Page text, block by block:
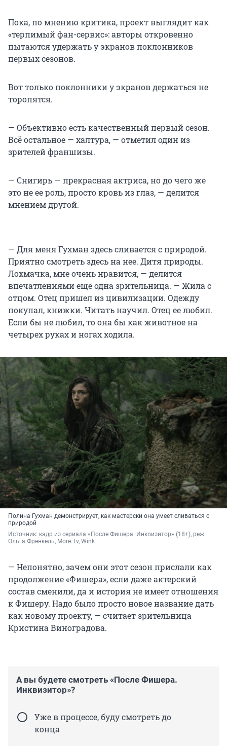
Пока, по мнению критика, проект выглядит как
«терпимый фан-сервис»: авторы откровенно
пытаются удержать у экранов поклонников
первых сезонов.
Вот только поклонники у экранов держаться не
торопятся.
— Объективно есть качественный первый сезон.
Всё остальное — халтура, — отметил один из
зрителей франшизы.
— Снигирь — прекрасная актриса, но до чего же
это не ее роль, просто кровь из глаз, — делится
мнением другой.
— Для меня Гухман здесь сливается с природой.
Приятно смотреть здесь на нее. Дитя природы.
Лохмачка, мне очень нравится, — делится
впечатлениями еще одна зрительница. — Жила с
отцом. Отец пришел из цивилизации. Одежду
покупал, книжки. Читать научил. Отец ее любил.
Если бы не любил, то она бы как животное на
четырех руках и ногах ходила.
Полина Гухман демонстрирует, как мастерски она умеет сливаться с
природой
Источник: кадр из сериала «После Фишера. Инквизитор» (18+), реж.
Ольга Френкель, More.Tv, Wink
— Непонятно, зачем они этот сезон прислали как
продолжение «Фишера», если даже актерский
состав сменили, да и история не имеет отношения
к Фишеру. Надо было просто новое название дать
как новому проекту, — считает зрительница
Кристина Виноградова.
А вы будете смотреть «После Фишера.
Инквизитор»?
Уже в процессе, буду смотреть до
конца